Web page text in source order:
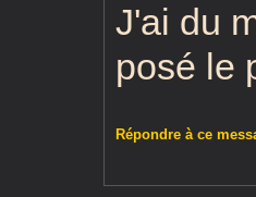
J'ai du
posé le
Répondre à ce